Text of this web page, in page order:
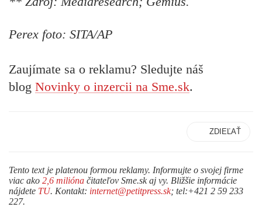
Perex foto: SITA/AP
Zaujímate sa o reklamu? Sledujte náš
blog Novinky o inzercii na Sme.sk.
ZDIEĽAŤ
Tento text je platenou formou reklamy. Informujte o svojej firme
viac ako 2,6 milióna čitateľov Sme.sk aj vy. Bližšie informácie
nájdete TU. Kontakt: internet@petitpress.sk; tel:+421 2 59 233
227.